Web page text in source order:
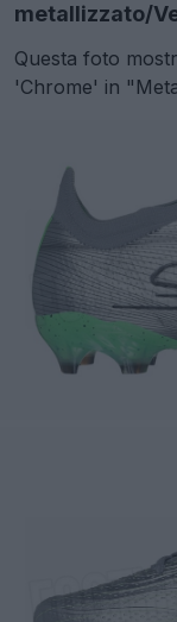
metallizzato/
Questa foto
'Chrome' in